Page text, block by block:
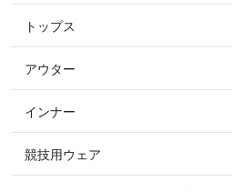
すべてのキュロット
フルグリップ・尻革 キュロット
ニーグリップ・膝革 キュロット
トップス
すべてのトップス
ポロシャツ
カットソー・Tシャツ・タンクト
アウター
すべてのアウター
コート
インナー
競技用ウェア